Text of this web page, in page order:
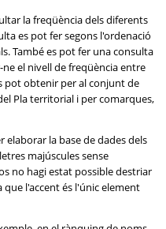
la freqüència dels diferents
es pot fer segons l'ordenació
També es pot fer una consulta
el nivell de freqüència entre
pot obtenir per al conjunt de
Pla territorial i per comarques,
la base de dades dels
majúscules sense
no hagi estat possible destriar
l'accent és l'únic element